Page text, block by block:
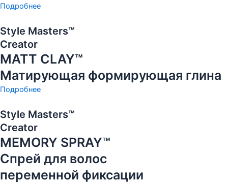
Подробнее
Style Masters™
Creator
MATT CLAY™
Матирующая формирующая глина
Подробнее
Style Masters™
Creator
MEMORY SPRAY™
Спрей для волос
переменной фиксации